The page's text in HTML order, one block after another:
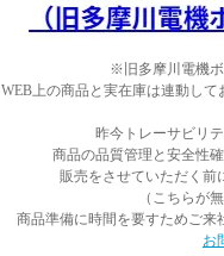
※旧多摩川電機
WEB上の商品と実在庫は連動し
昨今トレーサビリ
商品の品質管理と安全性
販売をさせていただく前
（こちらが
商品準備に時間を要すためご来
お